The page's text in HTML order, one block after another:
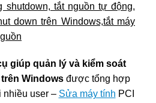
shutdown, tắt nguồn tự động,
down trên Windows,tắt máy
giúp quản lý và kiểm soát
Windows được tổng hợp
nhiều user – Sửa máy tính PCI